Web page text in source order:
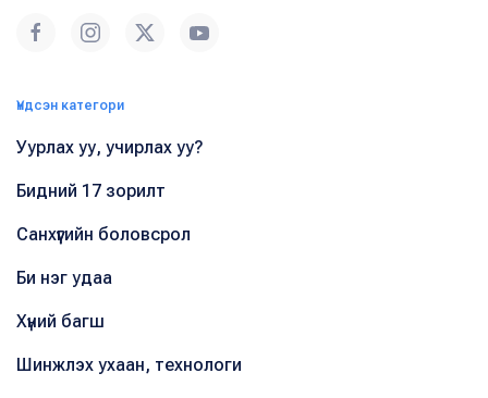
Үндсэн категори
Уурлах уу, учирлах уу?
Бидний 17 зорилт
Санхүүгийн боловсрол
Би нэг удаа
Хүний багш
Шинжлэх ухаан, технологи